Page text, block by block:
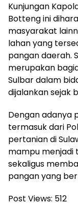
Kunjungan
Botteng ini
masyarakat
lahan yang
pangan daerah.
merupakan
Sulbar dalam
dijalankan sejak
Dengan adanya
termasuk dari
pertanian di
mampu menjadi
sekaligus
pangan yang
Post Views: 512